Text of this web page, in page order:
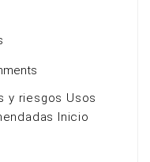
y riesgos Usos
Inicio